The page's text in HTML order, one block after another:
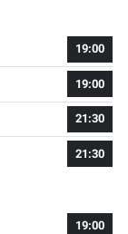
19:00
19:00
21:30
21:30
19:00